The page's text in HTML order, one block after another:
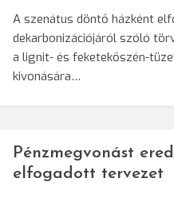
A szenátus döntő házként
dekarbonizációjáról szóló
a lignit- és feketekőszén-
kivonására…
Pénzmegvonást
elfogadott tervezet